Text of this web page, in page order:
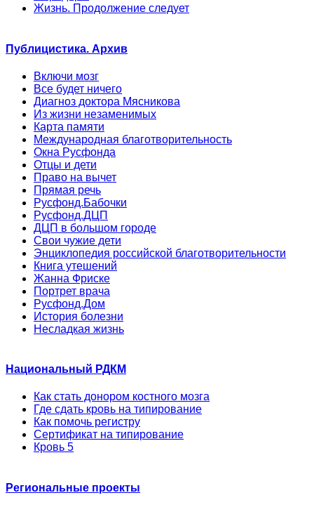
Жизнь. Продолжение следует
Публицистика. Архив
Включи мозг
Все будет ничего
Диагноз доктора Мясникова
Из жизни незаменимых
Карта памяти
Международная благотворительность
Окна Русфонда
Отцы и дети
Право на вычет
Прямая речь
Русфонд.Бабочки
Русфонд.ДЦП
ДЦП в большом городе
Свои чужие дети
Энциклопедия российской благотворительности
Книга утешений
Жанна Фриске
Портрет врача
Русфонд.Дом
История болезни
Несладкая жизнь
Национальный РДКМ
Как стать донором костного мозга
Где сдать кровь на типирование
Как помочь регистру
Сертификат на типирование
Кровь 5
Региональные проекты